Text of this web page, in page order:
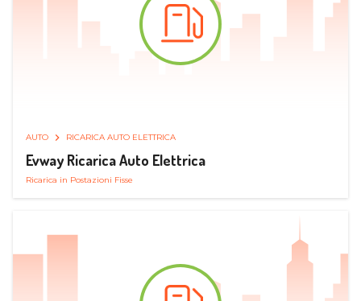
AUTO RICARICA AUTO ELETTRICA
Evway Ricarica Auto Elettrica
Ricarica in Postazioni Fisse